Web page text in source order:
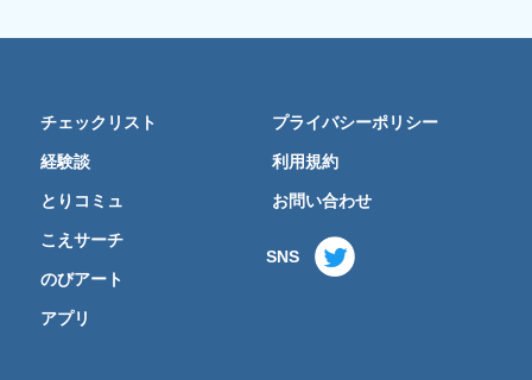
チェックリスト
経験談
とりコミュ
こえサーチ
のびアート
アプリ
プライバシーポリシー
利用規約
お問い合わせ
SNS